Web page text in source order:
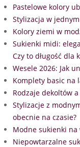
Pastelowe kolory
Stylizacja w
Kolory ziemi w
Sukienki midi:
Czy to długość dla
Wesele 2026: Jak
Komplety basic na
Rodzaje dekoltów
Stylizacje z
obecnie na czasie?
Modne sukienki na
Niepowtarzalne